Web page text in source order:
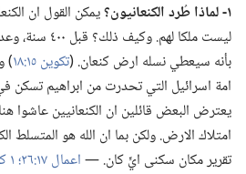
١-‏ لماذا طُرد الكنعانيون؟‏
يمكن القول ان
ليست ملكا لهم.‏
بأنه سيعطي نسله ارض كنعان.‏ (‏تكوين ١٥:‏١٨
‏)‏
امة اسرائيل التي تحدرت من ابراهيم تسكن
يعترض البعض قائلين ان الكنعانيين عاشوا
امتلاك الارض.‏ ولكن بما ان الله هو المتسلط
تقرير مكان سكنى ايٍّ كان.‏ —‏اعمال ١٧:‏٢٦؛‏